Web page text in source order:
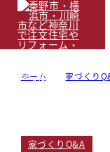
ホーム 家づくり
家づくりQ&A